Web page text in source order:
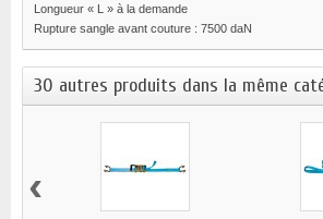
Longueur « L » à la demande
Rupture sangle avant couture : 7500 daN
30 autres produits dans la même
‹